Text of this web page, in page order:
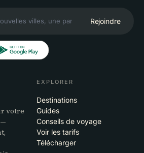
Rejoindre
votre
EXPLORER
Destinations
Guides
Conseils de voyage
Voir les tarifs
Télécharger